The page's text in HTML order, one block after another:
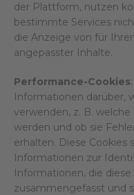
der Plattform, nutzen
bestimmte Services
die Anzeige von für
angepasster Inhalte.
Performance-Cookies
Informationen darüber,
verwenden, z. B.
werden und ob sie
erhalten. Diese Cookies
Informationen zur
Informationen, die
zusammengefasst und